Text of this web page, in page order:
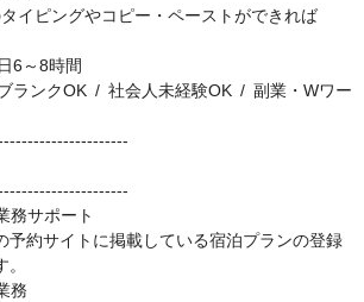
イピングやコピー・ペーストができれば
6～8時間
ンクOK / 社会人未経験OK / 副業・Wワー
務サポート
約サイトに掲載している宿泊プランの登録
務